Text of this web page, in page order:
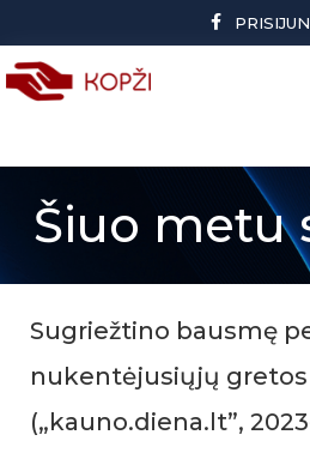
Šiuo metu
Sugriežtino bausmę
nukentėjusiųjų
(„kauno.diena.lt”,